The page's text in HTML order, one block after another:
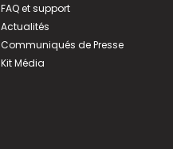
FAQ et support
Actualités
Communiqués de Presse
Kit Média